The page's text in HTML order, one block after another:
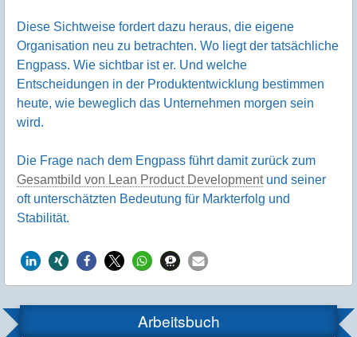
Diese Sichtweise fordert dazu heraus, die eigene
Organisation neu zu betrachten. Wo liegt der tatsächliche
Engpass. Wie sichtbar ist er. Und welche
Entscheidungen in der Produktentwicklung bestimmen
heute, wie beweglich das Unternehmen morgen sein
wird.
Die Frage nach dem Engpass führt damit zurück zum
Gesamtbild von Lean Product Developmentund seiner
oft unterschätzten Bedeutung für Markterfolg und
Stabilität.
Arbeitsbuch